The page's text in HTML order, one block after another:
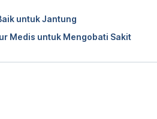
untuk Jantung
Medis untuk Mengobati Sakit